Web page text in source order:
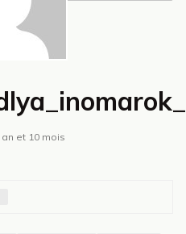
et 10 mois